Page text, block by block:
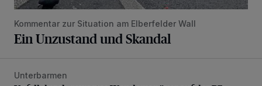
Kommentar zur Situation am Elberfelder Wall
Ein Unzustand und Skandal
Unfall durch gewagtes Wendemanöver auf der B7
Unterbarmen